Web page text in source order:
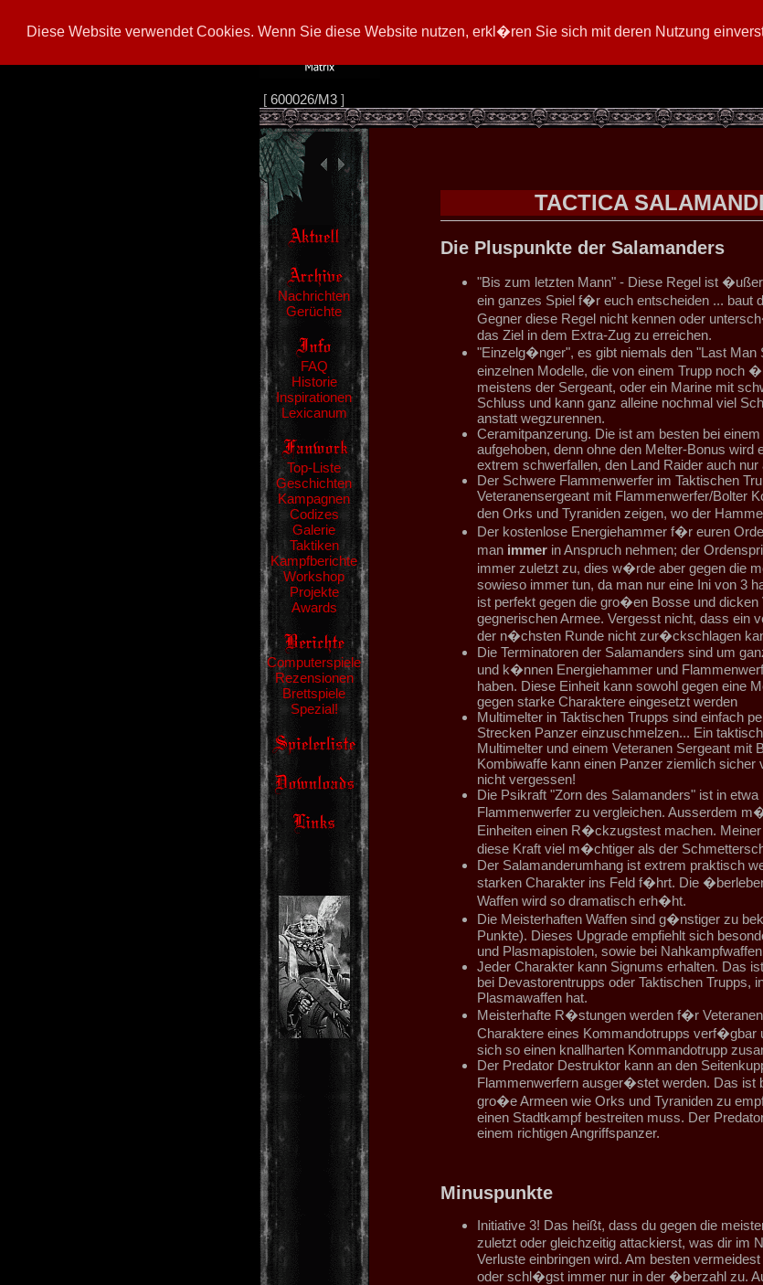
Diese Website verwendet Cookies. Wenn Sie diese Website nutzen, erkl�ren Sie sich mit deren Nutzung
[ 600026/M3]
Nachrichten
Gerüchte
FAQ
Historie
Inspirationen
Lexicanum
Top-Liste
Geschichten
Kampagnen
Codizes
Galerie
Taktiken
Kampfberichte
Workshop
Projekte
Awards
Computerspiele
Rezensionen
Brettspiele
Spezial!
TACTICA
Die Pluspunkte der Salamanders
"Bis zum letzten Mann" - Diese Regel ist
ein ganzes Spiel f�r euch entscheiden ... baut
Gegner diese Regel nicht kennen oder
das Ziel in dem Extra-Zug zu erreichen.
"Einzelg�nger", es gibt niemals den "Last Man
einzelnen Modelle, die von einem Trupp noch
meistens der Sergeant, oder ein Marine mit
Schluss und kann ganz alleine nochmal viel
anstatt wegzurennen.
Ceramitpanzerung. Die ist am besten bei
aufgehoben, denn ohne den Melter-Bonus wird
extrem schwerfallen, den Land Raider auch nur
Der Schwere Flammenwerfer im Taktischen
Veteranensergeant mit Flammenwerfer/Bolter
den Orks und Tyraniden zeigen, wo der
Der kostenlose Energiehammer f�r euren
man immerin Anspruch nehmen; der
immer zuletzt zu, dies w�rde aber gegen die
sowieso immer tun, da man nur eine Ini von 3
ist perfekt gegen die gro�en Bosse und dicken
gegnerischen Armee. Vergesst nicht, dass ein
der n�chsten Runde nicht zur�ckschlagen
Die Terminatoren der Salamanders sind um
und k�nnen Energiehammer und
haben. Diese Einheit kann sowohl gegen eine
gegen starke Charaktere eingesetzt werden
Multimelter in Taktischen Trupps sind einfach
Strecken Panzer einzuschmelzen... Ein
Multimelter und einem Veteranen Sergeant mit
Kombiwaffe kann einen Panzer ziemlich sicher
nicht vergessen!
Die Psikraft "Zorn des Salamanders" ist in
Flammenwerfer zu vergleichen. Ausserdem
Einheiten einen R�ckzugstest machen.
diese Kraft viel m�chtiger als der
Der Salamanderumhang ist extrem praktisch
starken Charakter ins Feld f�hrt. Die
Waffen wird so dramatisch erh�ht.
Die Meisterhaften Waffen sind g�nstiger zu
Punkte). Dieses Upgrade empfiehlt sich
und Plasmapistolen, sowie bei Nahkampfwaffen
Jeder Charakter kann Signums erhalten. Das
bei Devastorentrupps oder Taktischen Trupps,
Plasmawaffen hat.
Meisterhafte R�stungen werden f�r
Charaktere eines Kommandotrupps verf�gbar
sich so einen knallharten Kommandotrupp
Der Predator Destruktor kann an den
Flammenwerfern ausger�stet werden. Das ist
gro�e Armeen wie Orks und Tyraniden zu
einen Stadtkampf bestreiten muss. Der
einem richtigen Angriffspanzer.
Minuspunkte
Initiative 3! Das heißt, dass du gegen die
zuletzt oder gleichzeitig attackierst, was dir im
Verluste einbringen wird. Am besten
oder schl�gst immer nur in der �berzahl zu.